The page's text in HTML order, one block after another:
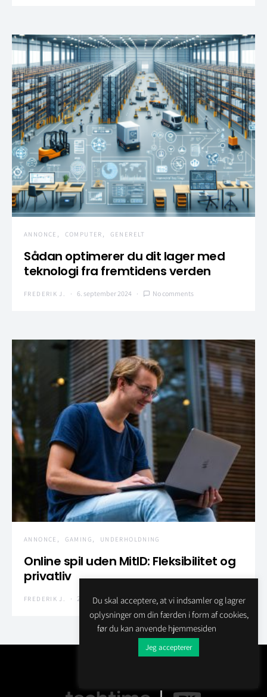
ANNONCE COMPUTER GENERELT
Sådan optimerer du dit lager med
teknologi fra fremtidens verden
FREDERIK J. 6. september 2024 No comments
ANNONCE GAMING UNDERHOLDNING
Online spil uden MitID: Fleksibilitet og
privatliv
FREDERIK J. 25. juni 2024 No comments
Du skal acceptere, at vi indsamler og lagrer
oplysninger om din færden i form af cookies,
før du kan anvende hjemmesiden
Jeg accepterer